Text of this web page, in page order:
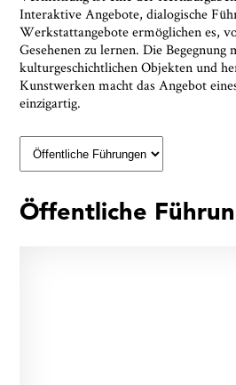
Interaktive Angebote, dialogische
Werkstattangebote ermöglichen es,
Gesehenen zu lernen. Die
kulturgeschichtlichen Objekten und
Kunstwerken macht das Angebot
einzigartig.
Öffentliche